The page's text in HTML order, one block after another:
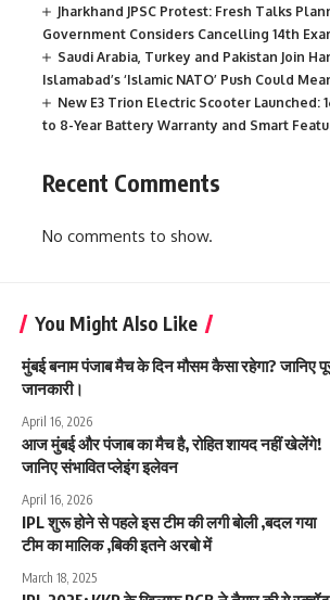
Jharkhand JPSC Protest: Fresh Talks
Government Considers Cancelling 14th
Saudi Arabia, Turkey and Pakistan Join
Islamabad’s ‘Islamic NATO’ Push Could
New E3 Trion Electric Scooter Launched:
to 8-Year Battery Warranty and Smart
Recent Comments
No comments to show.
You Might Also Like
मुंबई बनाम पंजाब मैच के दिन मौसम कैसा रहेगा? जानिए
जानकारी।
April 16, 2026
आज मुंबई और पंजाब का मैच है, रोहित शायद नहीं खेलेंगे!
जानिए संभावित प्लेइंग इलेवन
April 16, 2026
IPL शुरू होने से पहले इस टीम की लगी बोली ,बदल गया
टीम का मालिक ,बिकी इतने अरबो में
March 18, 2025